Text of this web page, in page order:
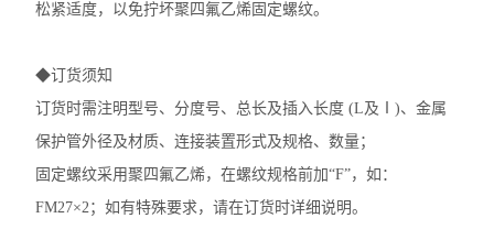
松紧适度，以免拧坏聚四氟乙烯固定螺纹。
◆订货须知
订货时需注明型号、分度号、总长及插入长度 (L及Ⅰ)、金属
保护管外径及材质、连接装置形式及规格、数量；
固定螺纹采用聚四氟乙烯，在螺纹规格前加“F”，如：
FM27×2；如有特殊要求，请在订货时详细说明。